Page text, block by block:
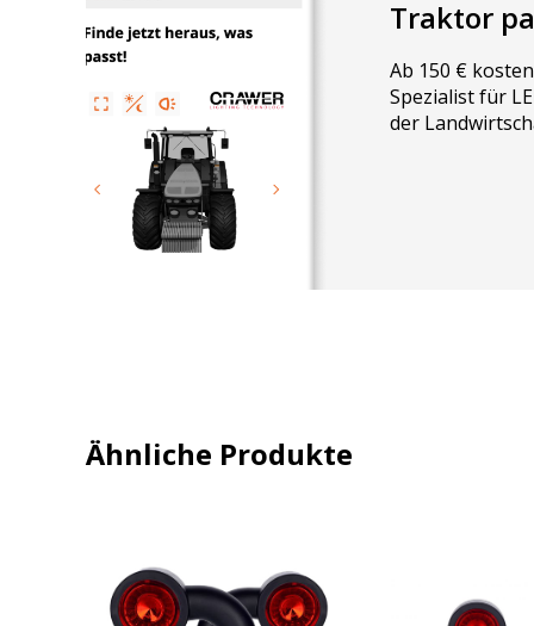
Traktor
Ab 150 €
Spezialist für
der
Ähnliche Produkte